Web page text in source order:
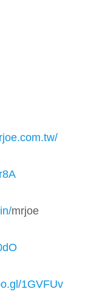
mrjoe
1GVFUv